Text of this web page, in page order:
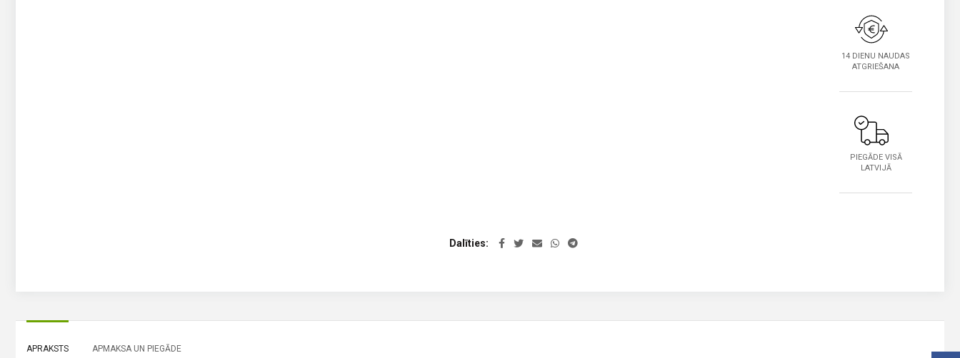
Dalīties
14 DIENU NAUDAS
ATGRIEŠANA
PIEGĀDE VISĀ
LATVIJĀ
APRAKSTS APMAKSA UN PIEGĀDE